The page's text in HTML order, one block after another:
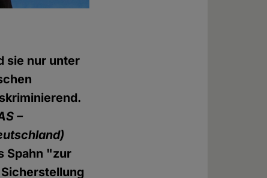
sie nur unter
–
Spahn "zur